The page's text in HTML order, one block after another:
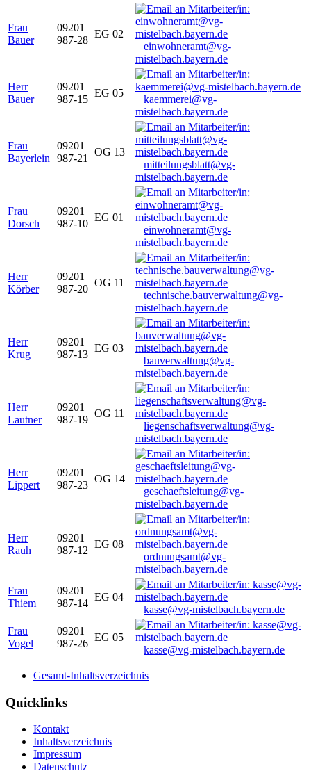
Frau
Bauer
09201
987-28
EG 02
einwohneramt@vg-
mistelbach.bayern.de
Herr
Bauer
09201
987-15
EG 05
kaemmerei@vg-
mistelbach.bayern.de
Frau
Bayerlein
09201
987-21
OG 13
mitteilungsblatt@vg-
mistelbach.bayern.de
Frau
Dorsch
09201
987-10
EG 01
einwohneramt@vg-
mistelbach.bayern.de
Herr
Körber
09201
987-20
OG 11
technische.bauverwaltung@vg-
mistelbach.bayern.de
Herr
Krug
09201
987-13
EG 03
bauverwaltung@vg-
mistelbach.bayern.de
Herr
Lautner
09201
987-19
OG 11
liegenschaftsverwaltung@vg-
mistelbach.bayern.de
Herr
Lippert
09201
987-23
OG 14
geschaeftsleitung@vg-
mistelbach.bayern.de
Herr
Rauh
09201
987-12
EG 08
ordnungsamt@vg-
mistelbach.bayern.de
Frau
Thiem
09201
987-14
EG 04
kasse@vg-mistelbach.bayern.de
Frau
Vogel
09201
987-26
EG 05
kasse@vg-mistelbach.bayern.de
Gesamt-Inhaltsverzeichnis
Quicklinks
Kontakt
Inhaltsverzeichnis
Impressum
Datenschutz